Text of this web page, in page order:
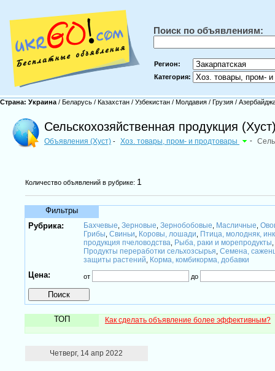
Поиск по объявлениям:
Регион:
Категория:
Страна: Украина / Беларусь / Казахстан / Узбекистан / Молдавия / Грузия /
Сельскохозяйственная продукция
Объявления (Хуст) - Хоз. товары, пром- и продтовары -
Количество объявлений в рубрике: 1
Фильтры
Рубрика:
Бахчевые Зерновые Зернобобовые Масличные
Грибы Свиньи Коровы, лошади
Птица, молодняк,
продукция пчеловодства Рыба, раки и морепродукты
Продукты переработки сельхозсырья Семена,
защиты растений
Корма, комбикорма, добавки
Цена: от до
ТОП Как сделать объявление более эффективным?
Четверг, 14 апр 2022